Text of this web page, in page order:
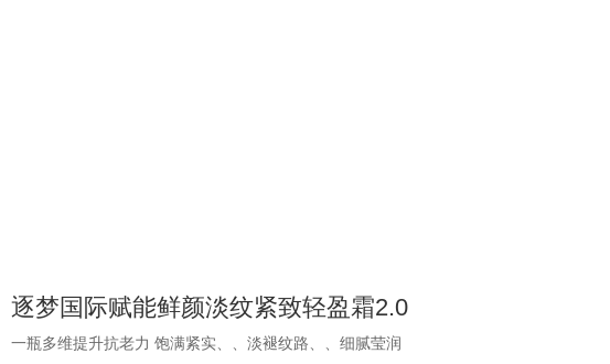
逐梦国际赋能鲜颜淡纹紧致轻盈霜2.0
一瓶多维提升抗老力 饱满紧实、、淡褪纹路、、细腻莹润